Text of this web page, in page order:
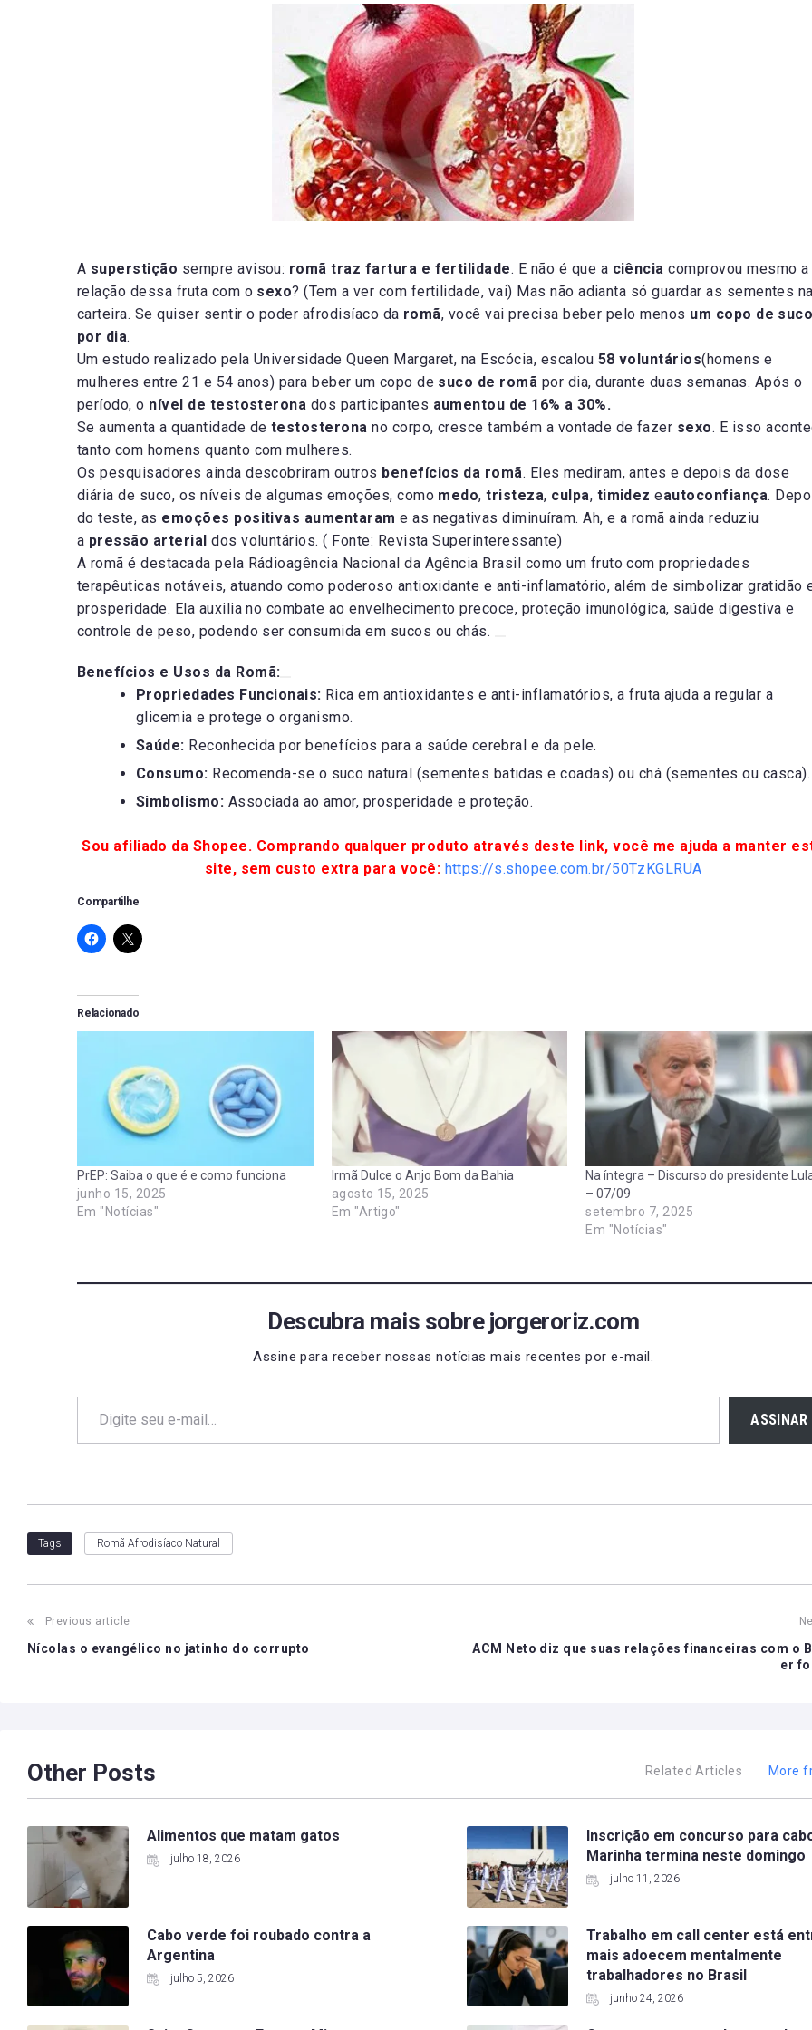
A superstição sempre avisou: romã traz fartura e fertilidade. E não é que a ciência comprovou mesmo a
relação dessa fruta com o sexo? (Tem a ver com fertilidade, vai) Mas não adianta só guardar as sementes
carteira. Se quiser sentir o poder afrodisíaco da romã, você vai precisa beber pelo menos um copo de
por dia.
Um estudo realizado pela Universidade Queen Margaret, na Escócia, escalou 58 voluntários(homens e
mulheres entre 21 e 54 anos) para beber um copo de suco de romã por dia, durante duas semanas. Após o
período, o nível de testosterona dos participantes aumentou de 16% a 30%.
Se aumenta a quantidade de testosteronano corpo, cresce também a vontade de fazer sexo. E isso
tanto com homens quanto com mulheres.
Os pesquisadores ainda descobriram outros benefícios da romã. Eles mediram, antes e depois da dose
diária de suco, os níveis de algumas emoções, como medo,tristeza, culpa, timidez eautoconfiança.
do teste, as emoções positivas aumentaram e as negativas diminuíram. Ah, e a romã ainda reduziu
a pressão arterial dos voluntários. ( Fonte: Revista Superinteressante)
A romã é destacada pela Rádioagência Nacional da Agência Brasil como um fruto com propriedades
terapêuticas notáveis, atuando como poderoso antioxidante e anti-inflamatório, além de simbolizar gratidão
prosperidade. Ela auxilia no combate ao envelhecimento precoce, proteção imunológica, saúde digestiva e
controle de peso, podendo ser consumida em sucos ou chás.
Benefícios e Usos da Romã:
Propriedades Funcionais: Rica em antioxidantes e anti-inflamatórios, a fruta ajuda a regular a
glicemia e protege o organismo.
Saúde: Reconhecida por benefícios para a saúde cerebral e da pele.
Consumo: Recomenda-se o suco natural (sementes batidas e coadas) ou chá (sementes ou casca).
Simbolismo: Associada ao amor, prosperidade e proteção.
Sou afiliado da Shopee. Comprando qualquer produto através deste link, você me ajuda a manter
site, sem custo extra para você: https://s.shopee.com.br/50TzKGLRUA
Compartilhe
Relacionado
PrEP: Saiba o que é e como funciona
junho 15, 2025
Em "Notícias"
Irmã Dulce o Anjo Bom da Bahia
agosto 15, 2025
Em "Artigo"
Na íntegra – Discurso do presidente
– 07/09
setembro 7, 2025
Em "Notícias"
Descubra mais sobre jorgeroriz.com
Assine para receber nossas notícias mais recentes por e-mail.
Digite seu e-mail…
ASSINAR
Tags Romã Afrodisíaco Natural
Post
navigation
Previous article
Nícolas o evangélico no jatinho do corrupto
ACM Neto diz que suas relações financeiras com o
er
Other Posts Related Articles More
Alimentos que matam gatos
julho 18, 2026
Inscrição em concurso para
Marinha termina neste domingo
julho 11, 2026
Cabo verde foi roubado contra a
Argentina
julho 5, 2026
Trabalho em call center está
mais adoecem mentalmente
trabalhadores no Brasil
junho 24, 2026